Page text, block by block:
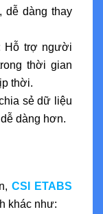
dễ dàng thay
Hỗ trợ người
thời gian
thời.
sẻ dữ liệu
dàng hơn.
CSI ETABS
khác như: